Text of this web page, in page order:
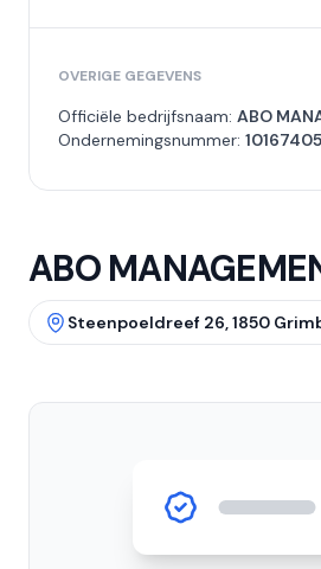
OVERIGE GEGEVENS
Officiële bedrijfsnaam: ABO
Ondernemingsnummer:
ABO
Steenpoeldreef 26, 1850